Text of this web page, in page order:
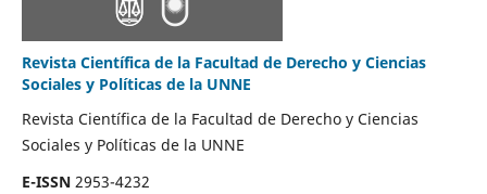
Revista Científica de la Facultad de Derecho y Ciencias
Sociales y Políticas de la UNNE
Revista Científica de la Facultad de Derecho y Ciencias
Sociales y Políticas de la UNNE
E-ISSN2953-4232